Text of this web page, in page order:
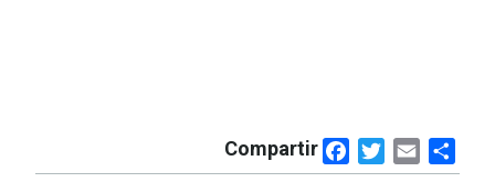
Compartir FacebookTwitterEmail